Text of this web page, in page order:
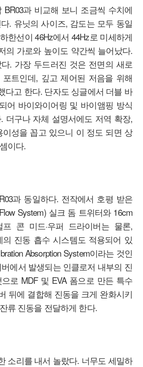
BR03과 비교해 보니 조금씩 수치에
. 유닛의 사이즈, 감도는 모두 동일
한선이 46Hz에서 44Hz로 미세하게
의 가로와 높이도 약간씩 늘어났다.
. 가장 두드러진 것은 전면의 새로
트인데, 깊고 제어된 저음을 위해
다고 한다. 단자도 싱글에서 더블 바
어 바이와이어링 및 바이앰핑 방식
더구나 자체 설명서에도 저역 확장,
성을 꼽고 있으니 이 정도 되면 상
이다.
과 동일하다. 전작에서 호평 받은
System) 실크 돔 트위터와 16cm
콘 미드·우퍼 드라이버는 물론,
의 진동 흡수 시스템도 적용되어 있
Absorption System이라는 것인
에서 발생되는 인클로저 내부의 진
로 MDF 및 EVA 폼으로 만든 특수
뒤에 결합해 진동을 크게 완화시키
류 진동을 전달하게 한다.
소리를 내서 놀랐다. 너무도 세밀하